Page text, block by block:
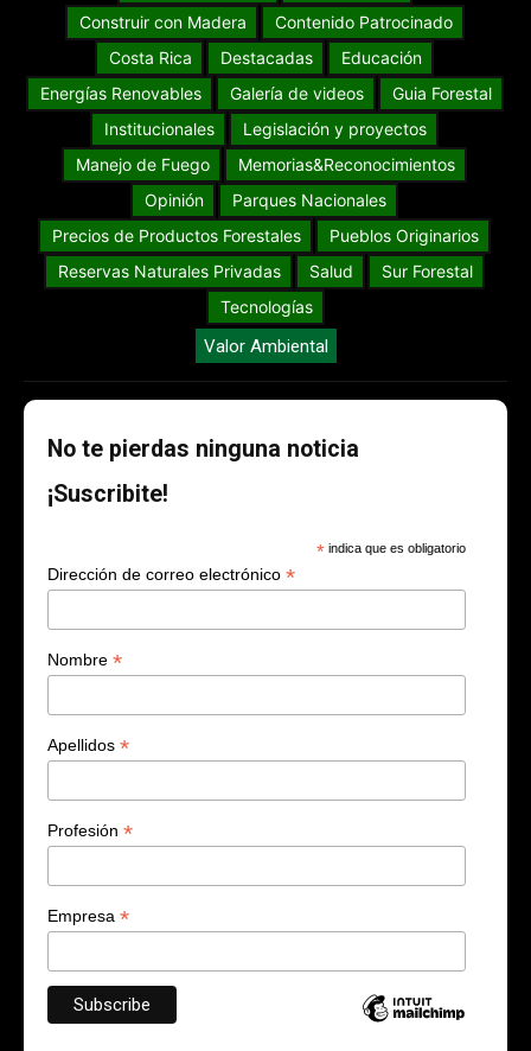
Construir con Madera
Contenido Patrocinado
Costa Rica
Destacadas
Educación
Energías Renovables
Galería de videos
Guia Forestal
Institucionales
Legislación y proyectos
Manejo de Fuego
Memorias&Reconocimientos
Opinión
Parques Nacionales
Precios de Productos Forestales
Pueblos Originarios
Reservas Naturales Privadas
Salud
Sur Forestal
Tecnologías
Valor Ambiental
No te pierdas ninguna noticia
¡Suscribite!
* indica que es obligatorio
Dirección de correo electrónico *
Nombre *
Apellidos *
Profesión *
Empresa *